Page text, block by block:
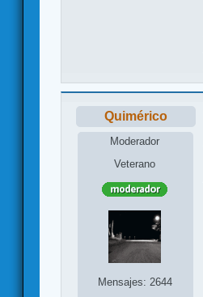
Quimérico
Moderador
Veterano
Mensajes: 2644